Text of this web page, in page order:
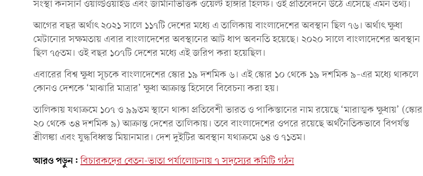
সংস্থা কনসার্ন ওয়ার্ল্ডওয়াইড এবং জার্মানভিত্তিক ওয়েল্ট হাঙ্গার হিলফ। ওই প্রতিবেদনে উঠে এসেছে এমন তথ্য।
আগের বছর অর্থাৎ ২০২১ সালে ১১৭টি দেশের মধ্যে এ তালিকায় বাংলাদেশের অবস্থান ছিল ৭৬। অর্থাৎ ক্ষুধা
মেটানোর সক্ষমতায় এবার বাংলাদেশের অবস্থানের আট ধাপ অবনতি হয়েছে। ২০২০ সালে বাংলাদেশের অবস্থান
ছিল ৭৫তম। ওই বছর ১০৭টি দেশের মধ্যে এই জরিপ করা হয়েছিল।
এবারের বিশ্ব ক্ষুধা সূচকে বাংলাদেশের স্কোর ১৯ দশমিক ৬। এই স্কোর ১০ থেকে ১৯ দশমিক ৯–এর মধ্যে থাকলে
কোনও দেশকে ‘মাঝারি মাত্রার’ ক্ষুধা আক্রান্ত হিসেবে বিবেচনা করা হয়।
তালিকায় যথাক্রমে ১০৭ ও ৯৯তম স্থানে থাকা প্রতিবেশী ভারত ও পাকিস্তানের নাম রয়েছে ‘মারাত্মক ক্ষুধায়’ (স্কোর
২০ থেকে ৩৪ দশমিক ৯) আক্রান্ত দেশের তালিকায়। তবে বাংলাদেশের ওপরে রয়েছে অর্থনৈতিকভাবে বিপর্যস্ত
শ্রীলঙ্কা এবং যুদ্ধবিধ্বস্ত মিয়ানমার। দেশ দুইটির অবস্থান যথাক্রমে ৬৪ ও ৭১তম।
আরও পড়ুন: বিচারকদের বেতন-ভাতা পর্যালোচনায় ৭ সদস্যের কমিটি গঠন